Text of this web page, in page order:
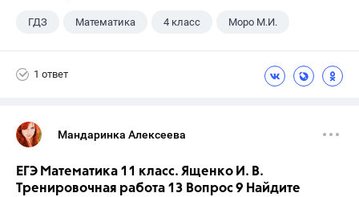
ГДЗ Математика 4 класс Моро М.И.
1 ответ
Мандаринка Алексеева
ЕГЭ Математика 11 класс. Ященко И. В.
Тренировочная работа 13 Вопрос 9 Найдите